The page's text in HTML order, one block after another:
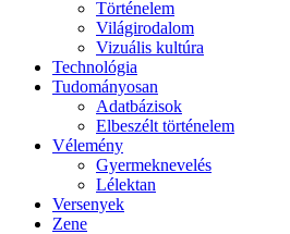
Történelem
Világirodalom
Vizuális kultúra
Technológia
Tudományosan
Adatbázisok
Elbeszélt történelem
Vélemény
Gyermeknevelés
Lélektan
Versenyek
Zene